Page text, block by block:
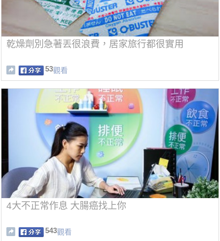
乾燥劑別急著丟很浪費，居家旅行都很實用
53觀看
4大不正常作息 大腸癌找上你
543觀看